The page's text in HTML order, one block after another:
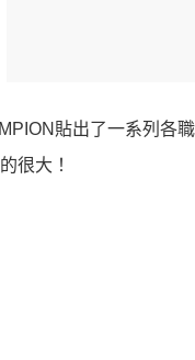
貼出了一系列各
很大！